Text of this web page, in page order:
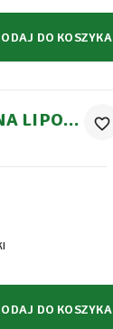
DO KOSZYKA
LIPOS
favorite_border
DO KOSZYKA